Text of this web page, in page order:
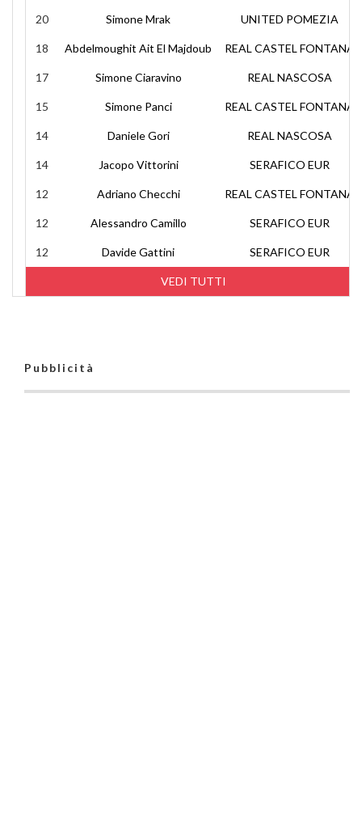
VEDI TUTTI
20 Simone Mrak UNITED POMEZIA
18 Abdelmoughit Ait El Majdoub REAL CASTEL FONTANA
17 Simone Ciaravino REAL NASCOSA
15 Simone Panci REAL CASTEL FONTANA
14 Daniele Gori REAL NASCOSA
14 Jacopo Vittorini SERAFICO EUR
12 Adriano Checchi REAL CASTEL FONTANA
12 Alessandro Camillo SERAFICO EUR
12 Davide Gattini SERAFICO EUR
Pubblicità